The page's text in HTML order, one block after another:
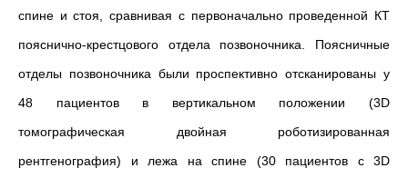
спине и стоя, сравнивая с первоначально проведенной КТ
пояснично-крестцового отдела позвоночника. Поясничные
отделы позвоночника были проспективно отсканированы у
48 пациентов в вертикальном положении (3D
томографическая двойная роботизированная
рентгенография) и лежа на спине (30 пациентов с 3D